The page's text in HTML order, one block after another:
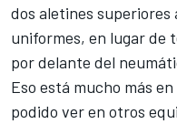
dos aletines superiores
uniformes, en lugar de
por delante del
Eso está mucho más
podido ver en otros